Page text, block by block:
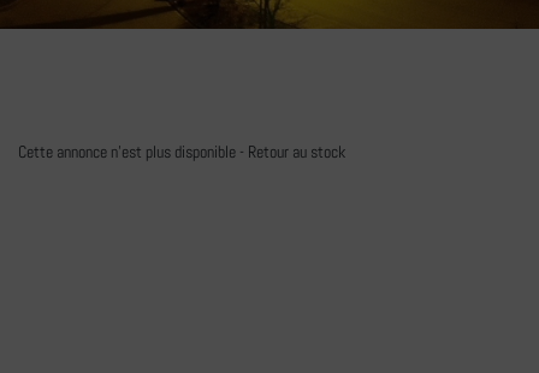
Cette annonce n'est plus disponible - Retour au stock